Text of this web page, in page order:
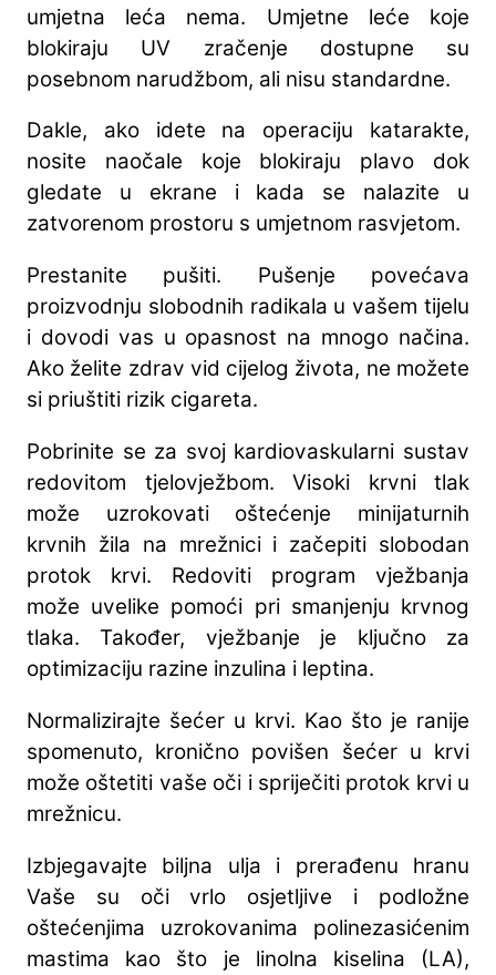
umjetna leća nema. Umjetne leće koje
blokiraju UV zračenje dostupne su
posebnom narudžbom, ali nisu standardne.
Dakle, ako idete na operaciju katarakte,
nosite naočale koje blokiraju plavo dok
gledate u ekrane i kada se nalazite u
zatvorenom prostoru s umjetnom rasvjetom.
Prestanite pušiti. Pušenje povećava
proizvodnju slobodnih radikala u vašem tijelu
i dovodi vas u opasnost na mnogo načina.
Ako želite zdrav vid cijelog života, ne možete
si priuštiti rizik cigareta.
Pobrinite se za svoj kardiovaskularni sustav
redovitom tjelovježbom. Visoki krvni tlak
može uzrokovati oštećenje minijaturnih
krvnih žila na mrežnici i začepiti slobodan
protok krvi. Redoviti program vježbanja
može uvelike pomoći pri smanjenju krvnog
tlaka. Također, vježbanje je ključno za
optimizaciju razine inzulina i leptina.
Normalizirajte šećer u krvi. Kao što je ranije
spomenuto, kronično povišen šećer u krvi
može oštetiti vaše oči i spriječiti protok krvi u
mrežnicu.
Izbjegavajte biljna ulja i prerađenu hranu
Vaše su oči vrlo osjetljive i podložne
oštećenjima uzrokovanima polinezasićenim
mastima kao što je linolna kiselina (LA),